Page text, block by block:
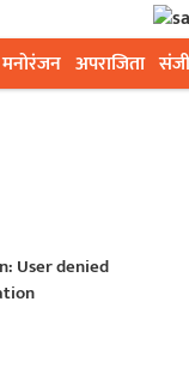
मनोरंजन अपराजिता
User denied